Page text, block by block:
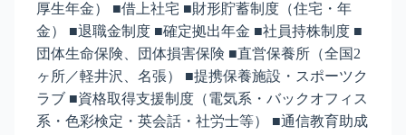
厚生年金） ■借上社宅 ■財形貯蓄制度（住宅・年
金） ■退職金制度 ■確定拠出年金 ■社員持株制度 ■
団体生命保険、団体損害保険 ■直営保養所（全国2
ヶ所／軽井沢、名張） ■提携保養施設・スポーツク
ラブ ■資格取得支援制度（電気系・バックオフィス
系・色彩検定・英会話・社労士等） ■通信教育助成